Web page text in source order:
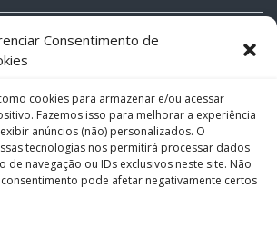
Consentimento de
cookies para armazenar e/ou acessar
Fazemos isso para melhorar a experiência
anúncios (não) personalizados. O
tecnologias nos permitirá processar dados
navegação ou IDs exclusivos neste site. Não
pode afetar negativamente certos